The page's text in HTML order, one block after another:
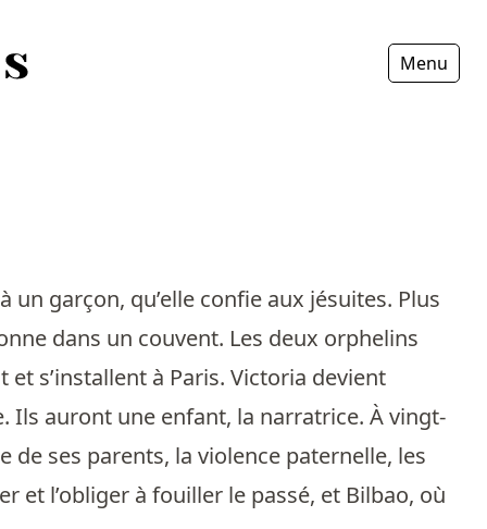
Menu
garçon, qu’elle confie aux jésuites. Plus
dans un couvent. Les deux orphelins
s’installent à Paris. Victoria devient
Ils auront une enfant, la narratrice. À vingt-
de ses parents, la violence paternelle, les
l’obliger à fouiller le passé, et Bilbao, où